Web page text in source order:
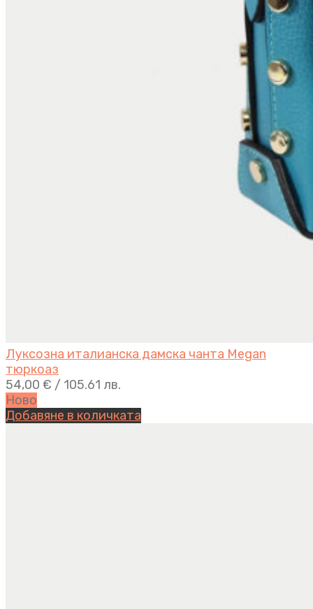
Луксозна италианска дамска чанта Megan
тюркоаз
54,00 € / 105.61 лв.
Ново
Добавяне в количката